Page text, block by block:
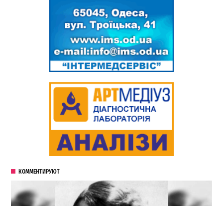
КОММЕНТИРУЮТ